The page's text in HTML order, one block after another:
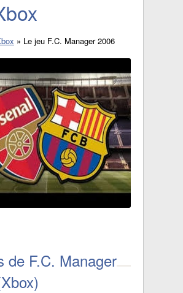
» Le jeu F.C. Manager 2006
de F.C. Manager